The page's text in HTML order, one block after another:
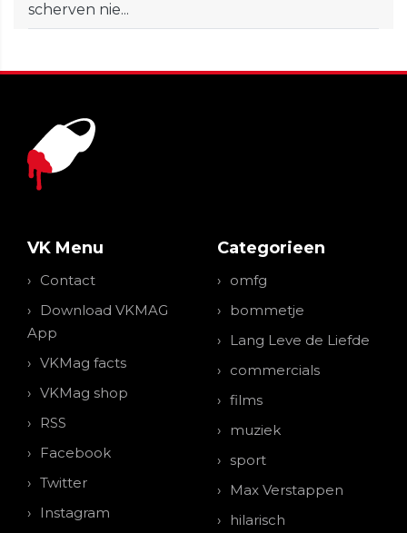
scherven nie...
VK Menu
Contact
Download VKMAG
App
VKMag facts
VKMag shop
RSS
Facebook
Twitter
Instagram
Categorieen
omfg
bommetje
Lang Leve de Liefde
commercials
films
muziek
sport
Max Verstappen
hilarisch